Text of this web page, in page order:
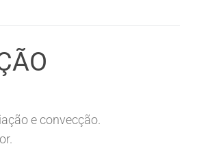
e convecção.